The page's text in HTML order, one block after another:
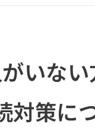
がいな
対策に